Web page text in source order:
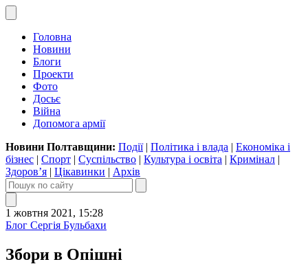
Головна
Новини
Блоги
Проекти
Фото
Досьє
Війна
Допомога армії
Новини Полтавщини: Події| Політика і влада | Економіка і
бізнес | Спорт | Суспільство | Культура і освіта | Кримінал |
Здоров’я | Цікавинки | Архів
1 жовтня 2021, 15:28
Блог Сергія Бульбахи
Збори в Опішні